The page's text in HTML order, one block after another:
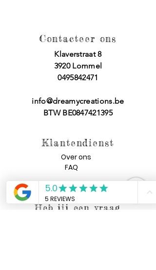
Contacteer ons
Klaverstraat 8
3920 Lommel
0495842471
info@dreamycreations.be
BTW BE0847421395
Klantendienst
Over ons
FAQ
Algemene voorwaarden
Heb jij een vraag